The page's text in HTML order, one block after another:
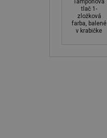
tlač 1-
zložková
farba, balené
v krabičke